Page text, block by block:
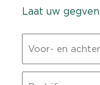
Laat uw
en
achternaam